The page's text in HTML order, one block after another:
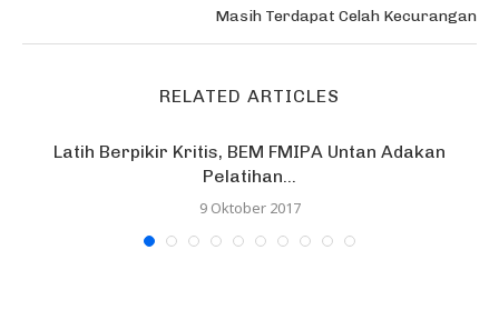
Masih Terdapat Celah Kecurangan
RELATED ARTICLES
Latih Berpikir Kritis, BEM FMIPA Untan Adakan
Pelatihan...
9 Oktober 2017